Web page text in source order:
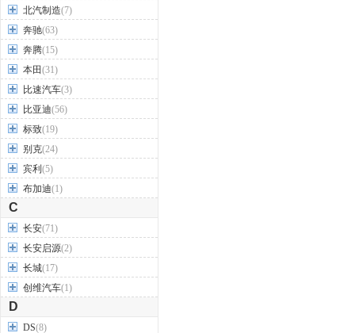
北汽制造(7)
奔驰(63)
奔腾(15)
本田(31)
比速汽车(3)
比亚迪(56)
标致(19)
别克(24)
宾利 (5)
布加迪(1)
C
长安(71)
长安启源(2)
长城(17)
创维汽车(1)
D
DS(8)